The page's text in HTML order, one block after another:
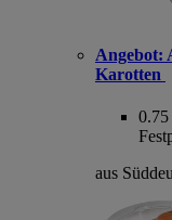
Angebot:
Karotten
0.75
aus